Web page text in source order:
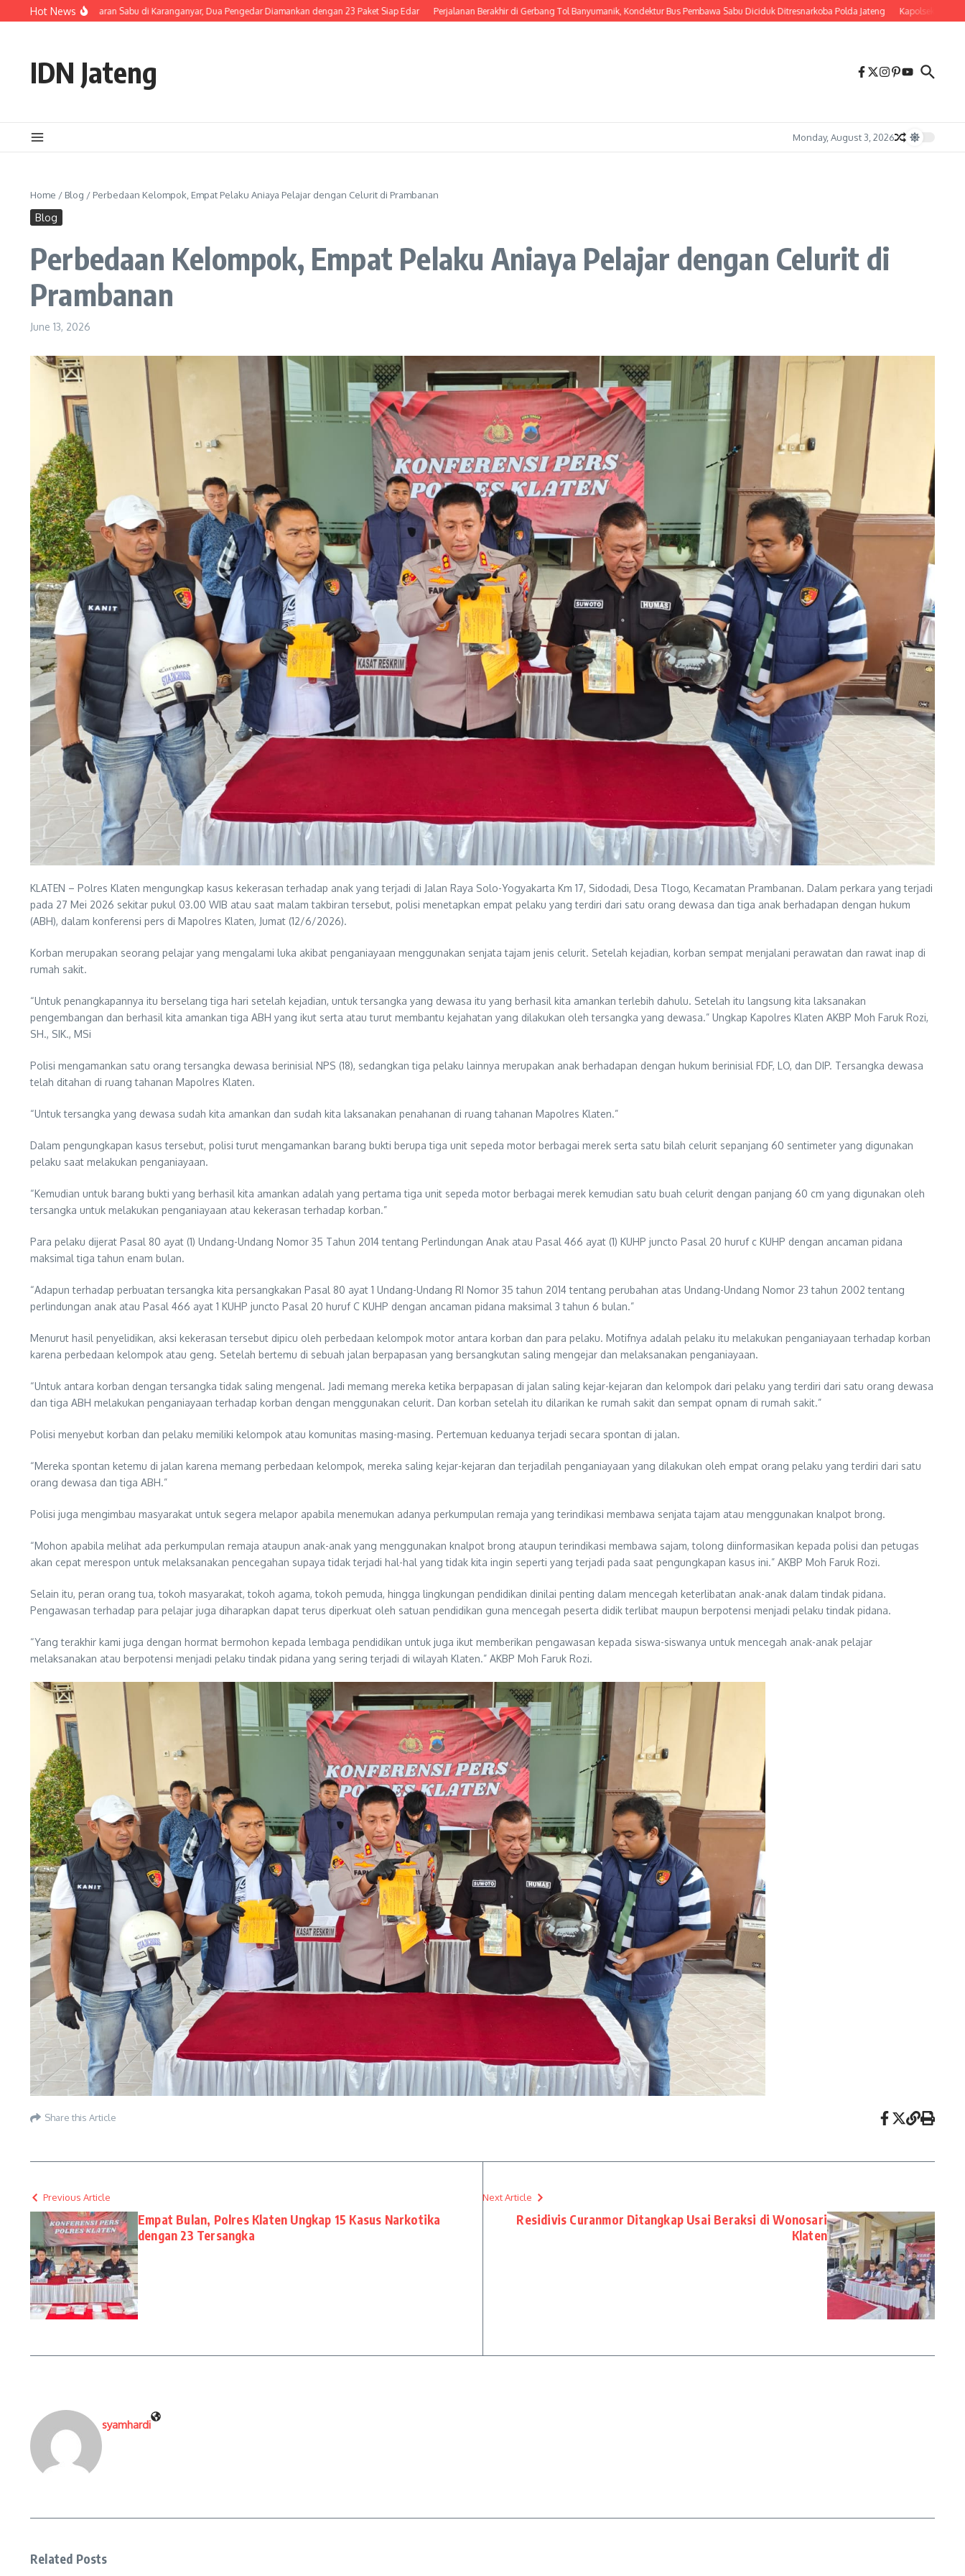
Skip to content
Hot News
Peredaran Sabu di Karanganyar, Dua Pengedar Diamankan dengan 23 Paket Siap Edar Perjalanan Berakhir di Gerbang Tol Banyumanik, Kondektur Bus Pembawa Sabu Diciduk Ditresnarkoba Polda Jateng Kapolsek Prambanan Ajak
IDN Jateng
Monday, August 3, 2026
Home / Blog / Perbedaan Kelompok, Empat Pelaku Aniaya Pelajar dengan Celurit di Prambanan
Blog
Perbedaan Kelompok, Empat Pelaku Aniaya Pelajar dengan Celurit di
Prambanan
June 13, 2026
KLATEN – Polres Klaten mengungkap kasus kekerasan terhadap anak yang terjadi di Jalan Raya Solo-Yogyakarta Km 17, Sidodadi, Desa Tlogo, Kecamatan Prambanan. Dalam perkara yang terjadi
pada 27 Mei 2026 sekitar pukul 03.00 WIB atau saat malam takbiran tersebut, polisi menetapkan empat pelaku yang terdiri dari satu orang dewasa dan tiga anak berhadapan dengan hukum
(ABH), dalam konferensi pers di Mapolres Klaten, Jumat (12/6/2026).
Korban merupakan seorang pelajar yang mengalami luka akibat penganiayaan menggunakan senjata tajam jenis celurit. Setelah kejadian, korban sempat menjalani perawatan dan rawat inap di
rumah sakit.
“Untuk penangkapannya itu berselang tiga hari setelah kejadian, untuk tersangka yang dewasa itu yang berhasil kita amankan terlebih dahulu. Setelah itu langsung kita laksanakan
pengembangan dan berhasil kita amankan tiga ABH yang ikut serta atau turut membantu kejahatan yang dilakukan oleh tersangka yang dewasa.” Ungkap Kapolres Klaten AKBP Moh Faruk Rozi,
SH., SIK., MSi
Polisi mengamankan satu orang tersangka dewasa berinisial NPS (18), sedangkan tiga pelaku lainnya merupakan anak berhadapan dengan hukum berinisial FDF, LO, dan DIP. Tersangka dewasa
telah ditahan di ruang tahanan Mapolres Klaten.
“Untuk tersangka yang dewasa sudah kita amankan dan sudah kita laksanakan penahanan di ruang tahanan Mapolres Klaten.”
Dalam pengungkapan kasus tersebut, polisi turut mengamankan barang bukti berupa tiga unit sepeda motor berbagai merek serta satu bilah celurit sepanjang 60 sentimeter yang digunakan
pelaku saat melakukan penganiayaan.
“Kemudian untuk barang bukti yang berhasil kita amankan adalah yang pertama tiga unit sepeda motor berbagai merek kemudian satu buah celurit dengan panjang 60 cm yang digunakan oleh
tersangka untuk melakukan penganiayaan atau kekerasan terhadap korban.”
Para pelaku dijerat Pasal 80 ayat (1) Undang-Undang Nomor 35 Tahun 2014 tentang Perlindungan Anak atau Pasal 466 ayat (1) KUHP juncto Pasal 20 huruf c KUHP dengan ancaman pidana
maksimal tiga tahun enam bulan.
“Adapun terhadap perbuatan tersangka kita persangkakan Pasal 80 ayat 1 Undang-Undang RI Nomor 35 tahun 2014 tentang perubahan atas Undang-Undang Nomor 23 tahun 2002 tentang
perlindungan anak atau Pasal 466 ayat 1 KUHP juncto Pasal 20 huruf C KUHP dengan ancaman pidana maksimal 3 tahun 6 bulan.”
Menurut hasil penyelidikan, aksi kekerasan tersebut dipicu oleh perbedaan kelompok motor antara korban dan para pelaku. Motifnya adalah pelaku itu melakukan penganiayaan terhadap korban
karena perbedaan kelompok atau geng. Setelah bertemu di sebuah jalan berpapasan yang bersangkutan saling mengejar dan melaksanakan penganiayaan.
“Untuk antara korban dengan tersangka tidak saling mengenal. Jadi memang mereka ketika berpapasan di jalan saling kejar-kejaran dan kelompok dari pelaku yang terdiri dari satu orang dewasa
dan tiga ABH melakukan penganiayaan terhadap korban dengan menggunakan celurit. Dan korban setelah itu dilarikan ke rumah sakit dan sempat opnam di rumah sakit.”
Polisi menyebut korban dan pelaku memiliki kelompok atau komunitas masing-masing. Pertemuan keduanya terjadi secara spontan di jalan.
“Mereka spontan ketemu di jalan karena memang perbedaan kelompok, mereka saling kejar-kejaran dan terjadilah penganiayaan yang dilakukan oleh empat orang pelaku yang terdiri dari satu
orang dewasa dan tiga ABH.”
Polisi juga mengimbau masyarakat untuk segera melapor apabila menemukan adanya perkumpulan remaja yang terindikasi membawa senjata tajam atau menggunakan knalpot brong.
“Mohon apabila melihat ada perkumpulan remaja ataupun anak-anak yang menggunakan knalpot brong ataupun terindikasi membawa sajam, tolong diinformasikan kepada polisi dan petugas
akan cepat merespon untuk melaksanakan pencegahan supaya tidak terjadi hal-hal yang tidak kita ingin seperti yang terjadi pada saat pengungkapan kasus ini.” AKBP Moh Faruk Rozi.
Selain itu, peran orang tua, tokoh masyarakat, tokoh agama, tokoh pemuda, hingga lingkungan pendidikan dinilai penting dalam mencegah keterlibatan anak-anak dalam tindak pidana.
Pengawasan terhadap para pelajar juga diharapkan dapat terus diperkuat oleh satuan pendidikan guna mencegah peserta didik terlibat maupun berpotensi menjadi pelaku tindak pidana.
“Yang terakhir kami juga dengan hormat bermohon kepada lembaga pendidikan untuk juga ikut memberikan pengawasan kepada siswa-siswanya untuk mencegah anak-anak pelajar
melaksanakan atau berpotensi menjadi pelaku tindak pidana yang sering terjadi di wilayah Klaten.” AKBP Moh Faruk Rozi.
Share this Article
Previous Article
Empat Bulan, Polres Klaten Ungkap 15 Kasus Narkotika
dengan 23 Tersangka
Next Article
Residivis Curanmor Ditangkap Usai Beraksi di Wonosari
Klaten
syamhardi
Related Posts